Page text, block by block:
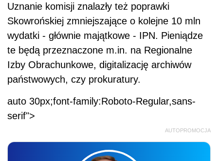
Uznanie komisji znalazły też poprawki
Skowrońskiej zmniejszające o kolejne 10 mln
wydatki - głównie majątkowe - IPN. Pieniądze
te będą przeznaczone m.in. na Regionalne
Izby Obrachunkowe, digitalizację archiwów
państwowych, czy prokuratury.
auto 30px;font-family:Roboto-Regular,sans-
serif">
AUTOPROMOCJA